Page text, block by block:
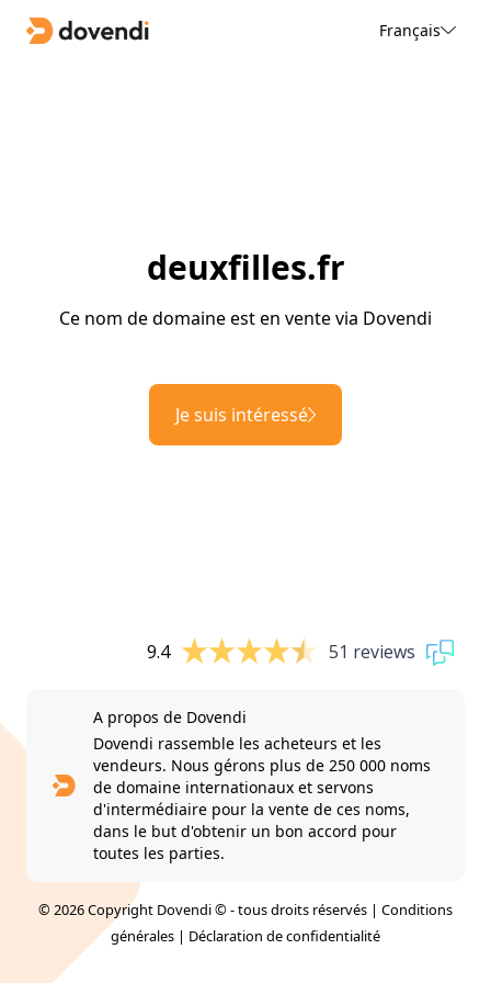
Français
deuxfilles.fr
Ce nom de domaine est en vente via Dovendi
Je suis intéressé
9.4 51 reviews
A propos de Dovendi
Dovendi rassemble les acheteurs et les
vendeurs. Nous gérons plus de 250 000 noms
de domaine internationaux et servons
d'intermédiaire pour la vente de ces noms,
dans le but d'obtenir un bon accord pour
toutes les parties.
© 2026 Copyright Dovendi © - tous droits réservés | Conditions
générales | Déclaration de confidentialité